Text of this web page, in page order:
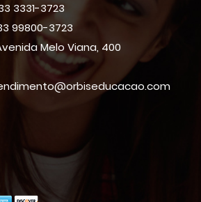
3331-3723
99800-3723
Melo Viana, 400